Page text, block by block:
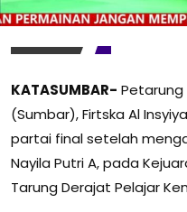
KATASUMBAR-
(Sumbar), Firtska Al
partai final setelah
Nayila Putri A, pada
Tarung Derajat Pelajar